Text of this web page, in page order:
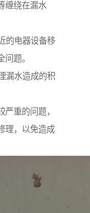
缠绕在漏水
的电器设备移
题。
漏水造成的积
重的问题，
理，以免造成